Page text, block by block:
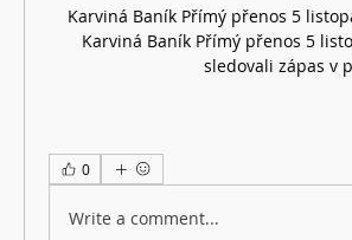
Karviná Baník Přímý přenos 5
Karviná Baník Přímý přenos 5
sledovali zápas v
0
Write a comment...